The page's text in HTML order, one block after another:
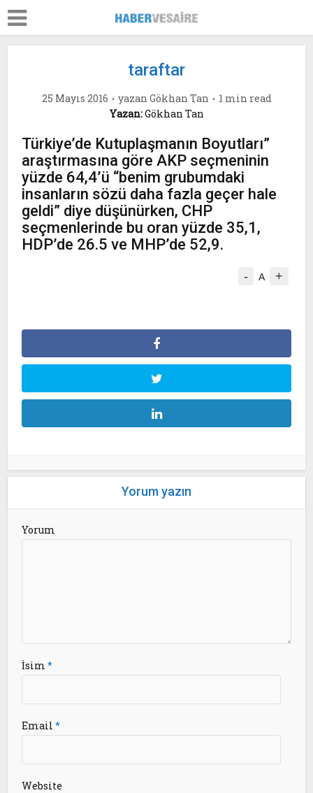
taraftar
25 Mayıs 2016 yazan Gökhan Tan
1 min read
Yazan:Gökhan Tan
Türkiye’de Kutuplaşmanın Boyutları”
araştırmasına göre AKP seçmeninin
yüzde 64,4’ü “benim grubumdaki
insanların sözü daha fazla geçer hale
geldi” diye düşünürken, CHP
seçmenlerinde bu oran yüzde 35,1,
HDP’de 26.5 ve MHP’de 52,9.
- A +
Yorum yazın
Yorum
İsim*
Email*
Website